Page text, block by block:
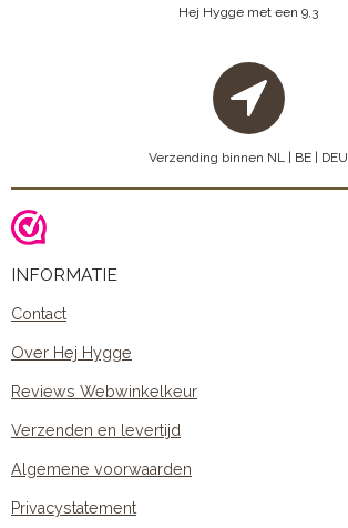
Hej Hygge met een 9,3
Verzending binnen NL | BE | DEU
INFORMATIE
Contact
Over Hej Hygge
Reviews Webwinkelkeur
Verzenden en levertijd
Algemene voorwaarden
Privacystatement